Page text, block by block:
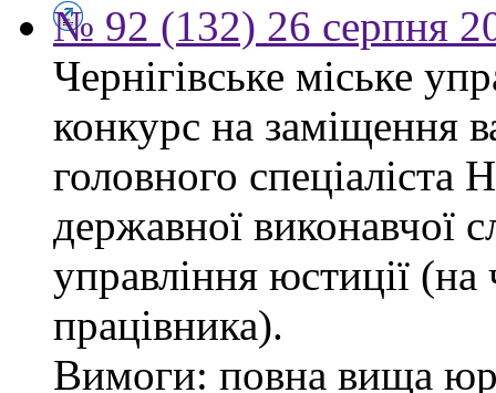
№ 92 (132) 26 серпня
Чернігівське міське
конкурс на заміщення
головного спеціаліста
державної виконавчої
управління юстиції (на
працівника).
Вимоги: повна вища